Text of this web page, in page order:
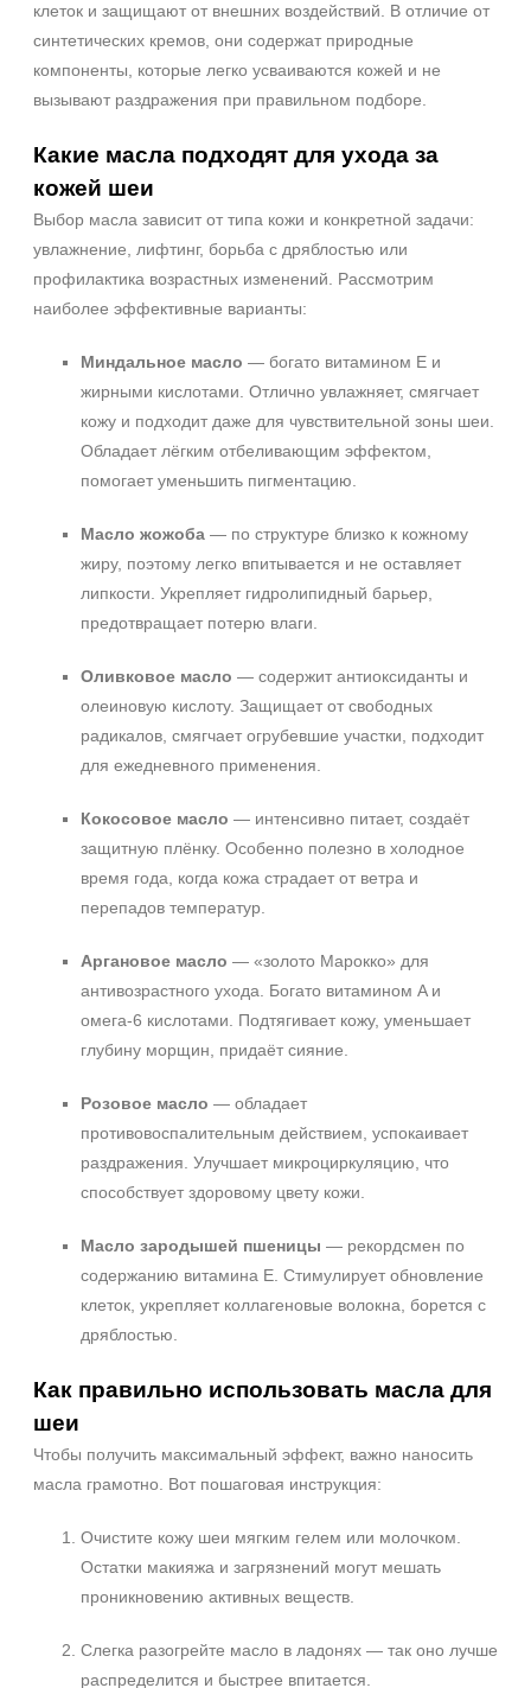
Акне
Возрастные изменения
Воспаление
Результат
Гладкость
Область применения
Шея
Веки
Губы
100 мл
120 мл
Ингредиенты
Алоэ
Аминокислоты
Показать еще
Процедура
Демакияж
Пилинг
клеток и защищают от внешних воздействий. В отличие от
синтетических кремов, они содержат природные
компоненты, которые легко усваиваются кожей и не
вызывают раздражения при правильном подборе.
Какие масла подходят для ухода за
кожей шеи
Выбор масла зависит от типа кожи и конкретной задачи:
увлажнение, лифтинг, борьба с дряблостью или
профилактика возрастных изменений. Рассмотрим
наиболее эффективные варианты:
Миндальное масло — богато витамином E и
жирными кислотами. Отлично увлажняет, смягчает
кожу и подходит даже для чувствительной зоны шеи.
Обладает лёгким отбеливающим эффектом,
помогает уменьшить пигментацию.
Масло жожоба — по структуре близко к кожному
жиру, поэтому легко впитывается и не оставляет
липкости. Укрепляет гидролипидный барьер,
предотвращает потерю влаги.
Оливковое масло — содержит антиоксиданты и
олеиновую кислоту. Защищает от свободных
радикалов, смягчает огрубевшие участки, подходит
для ежедневного применения.
Кокосовое масло — интенсивно питает, создаёт
защитную плёнку. Особенно полезно в холодное
время года, когда кожа страдает от ветра и
перепадов температур.
Аргановое масло — «золото Марокко» для
антивозрастного ухода. Богато витамином A и
омега‑6 кислотами. Подтягивает кожу, уменьшает
глубину морщин, придаёт сияние.
Розовое масло — обладает
противовоспалительным действием, успокаивает
раздражения. Улучшает микроциркуляцию, что
способствует здоровому цвету кожи.
Масло зародышей пшеницы — рекордсмен по
содержанию витамина E. Стимулирует обновление
клеток, укрепляет коллагеновые волокна, борется с
дряблостью.
Как правильно использовать масла для
шеи
Чтобы получить максимальный эффект, важно наносить
масла грамотно. Вот пошаговая инструкция:
Очистите кожу шеи мягким гелем или молочком.
Остатки макияжа и загрязнений могут мешать
проникновению активных веществ.
Слегка разогрейте масло в ладонях — так оно лучше
распределится и быстрее впитается.